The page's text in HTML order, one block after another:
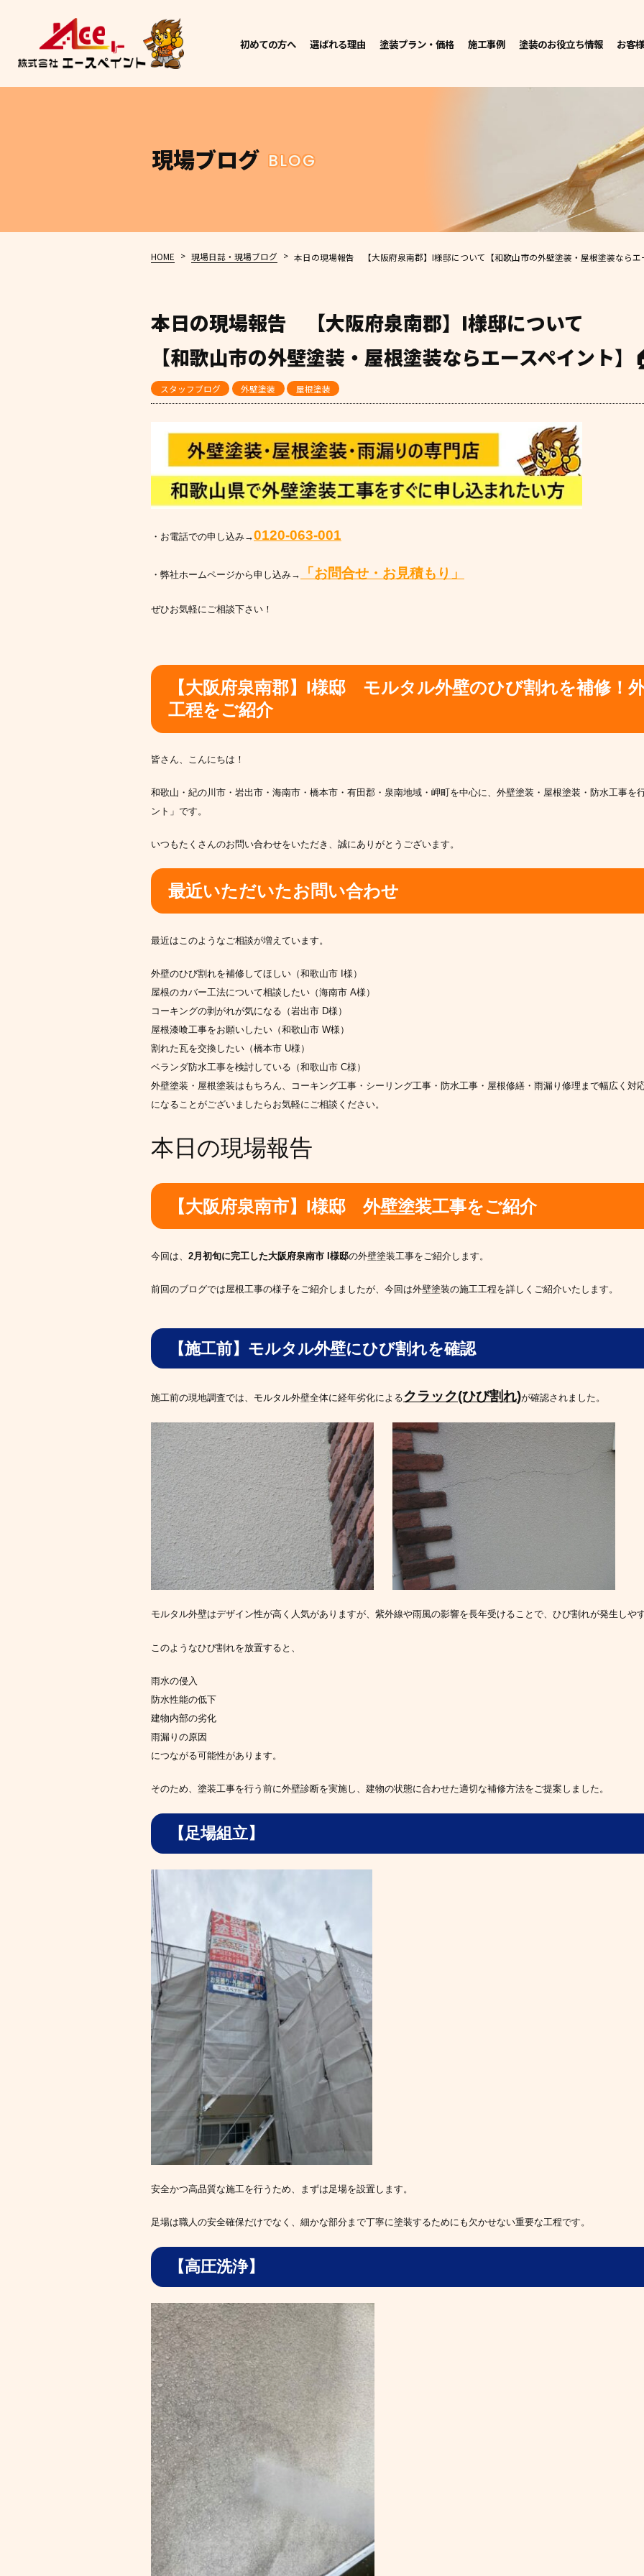
初めての方へ 選ばれる理由 塗装プラン・価格 施工事例 塗装のお役立ち情報 お客
現場ブログ BLOG
HOME > 現場日誌・現場ブログ > 本日の現場報告 【大阪府泉南郡】I様邸について 【和歌山市の外壁塗装・屋根塗装なら
本日の現場報告 【大阪府泉南郡】I様邸について
【和歌山市の外壁塗装・屋根塗装ならエースペイント】
スタッフブログ 外壁塗装 屋根塗装
・お電話での申し込み→0120-063-001
・弊社ホームページから申し込み→ 「お問合せ・お見積もり」
ぜひお気軽にご相談下さい！
【大阪府泉南郡】I様邸 モルタル外壁のひび割れを補修！
工程をご紹介
皆さん、こんにちは！
和歌山・紀の川市・岩出市・海南市・橋本市・有田郡・泉南地域・岬町を中心に、外壁塗装・屋根塗装・防水工事を
ント」です。
いつもたくさんのお問い合わせをいただき、誠にありがとうございます。
最近いただいたお問い合わせ
最近はこのようなご相談が増えています。
外壁のひび割れを補修してほしい（和歌山市 I様）
屋根のカバー工法について相談したい（海南市 A様）
コーキングの剥がれが気になる（岩出市 D様）
屋根漆喰工事をお願いしたい（和歌山市 W様）
割れた瓦を交換したい（橋本市 U様）
ベランダ防水工事を検討している（和歌山市 C様）
外壁塗装・屋根塗装はもちろん、コーキング工事・シーリング工事・防水工事・屋根修繕・雨漏り修理まで幅広く対
になることがございましたらお気軽にご相談ください。
本日の現場報告
【大阪府泉南市】I様邸 外壁塗装工事をご紹介
今回は、 2月初旬に完工した大阪府泉南市 I様邸の外壁塗装工事をご紹介します。
前回のブログでは屋根工事の様子をご紹介しましたが、今回は外壁塗装の施工工程を詳しくご紹介いたします。
【施工前】モルタル外壁にひび割れを確認
施工前の現地調査では、モルタル外壁全体に経年劣化によるクラック(ひび割れ)が確認されました。
モルタル外壁はデザイン性が高く人気がありますが、紫外線や雨風の影響を長年受けることで、ひび割れが発生しや
このようなひび割れを放置すると、
雨水の侵入
防水性能の低下
建物内部の劣化
雨漏りの原因
につながる可能性があります。
そのため、塗装工事を行う前に外壁診断を実施し、建物の状態に合わせた適切な補修方法をご提案しました。
【足場組立】
安全かつ高品質な施工を行うため、まずは足場を設置します。
足場は職人の安全確保だけでなく、細かな部分まで丁寧に塗装するためにも欠かせない重要な工程です。
【高圧洗浄】